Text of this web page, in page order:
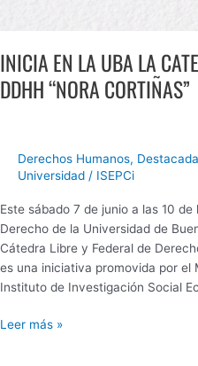
INICIA EN LA UBA LA
DDHH “NORA CORTIÑAS”
Derechos Humanos, Destacada
Universidad / ISEPCi
Este sábado 7 de junio a las 10
Derecho de la Universidad de
Cátedra Libre y Federal de
es una iniciativa promovida por el
Instituto de Investigación Social
Leer más »